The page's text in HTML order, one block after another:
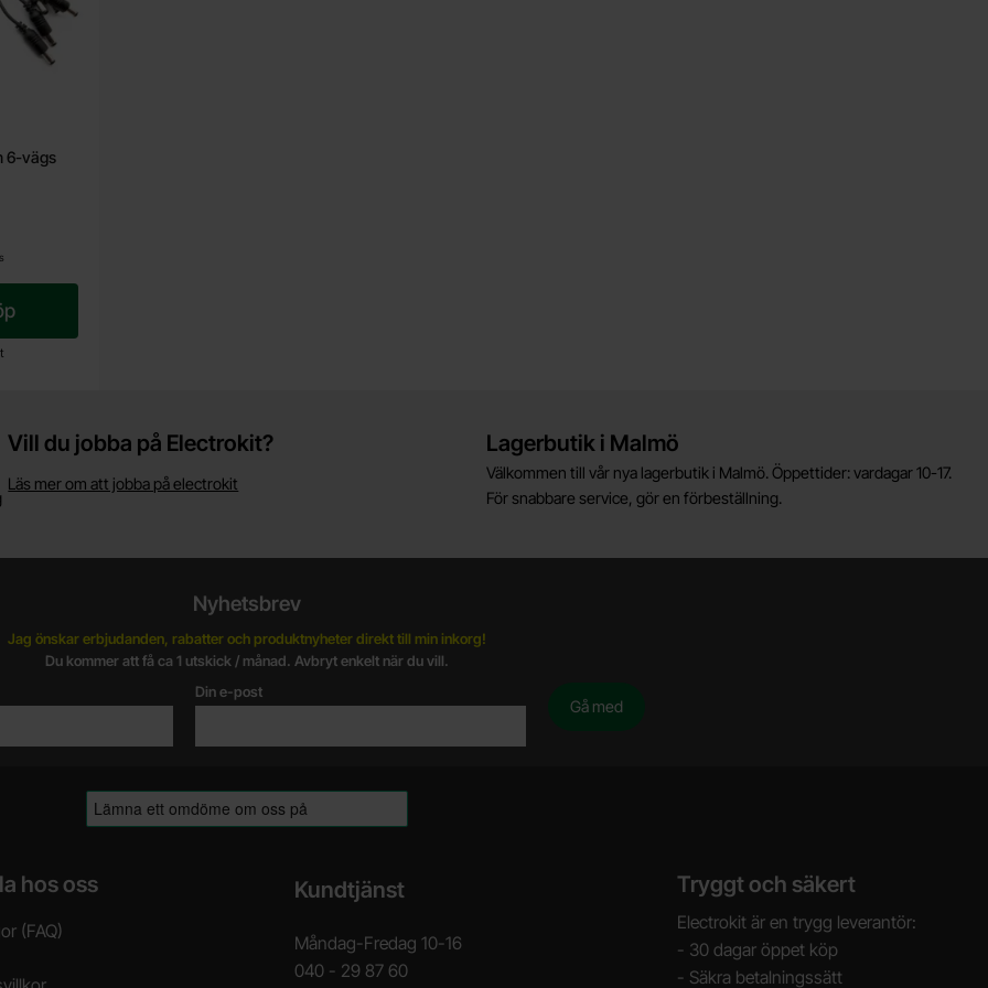
6-vägs
Vill du jobba på Electrokit?
Läs mer om att jobba på electrokit
Lagerbutik i Malmö
Välkommen till vår nya lagerbutik i Malmö. Öppettider: vardagar 10-17.
För snabbare service, gör en förbeställning.
Nyhetsbrev
Jag önskar erbjudanden, rabatter och produktnyheter direkt till min inkorg!
Du kommer att få ca 1 utskick / månad. Avbryt enkelt när du vill.
Din e-post
hos oss
(FAQ)
Kundtjänst
Måndag-Fredag 10-16
040 - 29 87 60
Tryggt och säkert
Electrokit är en trygg leverantör:
- 30 dagar öppet köp
- Säkra betalningssätt